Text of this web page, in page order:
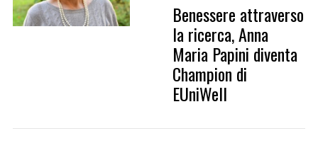
Benessere attraverso
la ricerca, Anna
Maria Papini diventa
Champion di
EUniWell